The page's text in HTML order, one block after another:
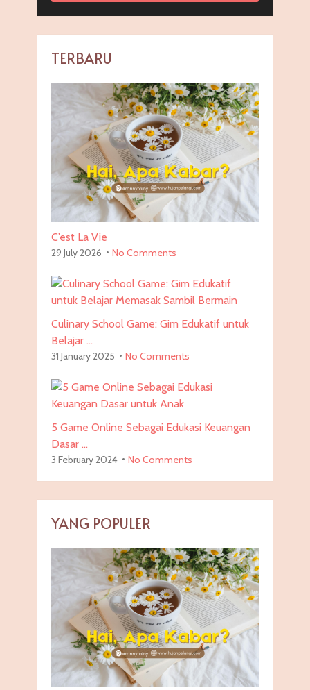
TERBARU
C’est La Vie
29 July 2026 No Comments
Culinary School Game: Gim Edukatif untuk
Belajar …
31 January 2025 No Comments
5 Game Online Sebagai Edukasi Keuangan
Dasar …
3 February 2024 No Comments
YANG POPULER